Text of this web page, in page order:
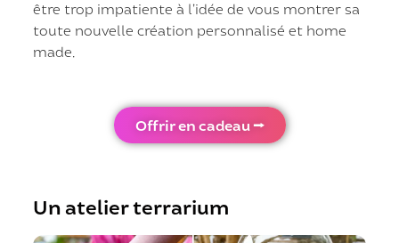
être trop impatiente à l’idée de vous montrer sa
toute nouvelle création personnalisé et home
made.
Offrir en cadeau ⭢
Un atelier terrarium